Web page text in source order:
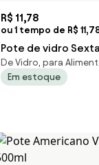
R$ 11,78
ou 1 tempo de R$
Pote de vidro
de metal prata.
De Vidro, para
Em estoque